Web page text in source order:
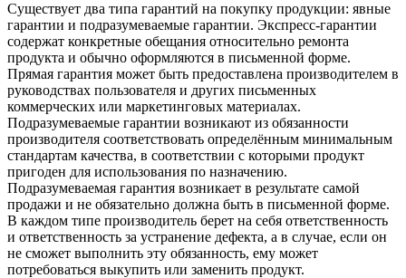
Существует два типа гарантий на покупку продукции: явные
гарантии и подразумеваемые гарантии. Экспресс-гарантии
содержат конкретные обещания относительно ремонта
продукта и обычно оформляются в письменной форме.
Прямая гарантия может быть предоставлена производителем в
руководствах пользователя и других письменных
коммерческих или маркетинговых материалах.
Подразумеваемые гарантии возникают из обязанности
производителя соответствовать определённым минимальным
стандартам качества, в соответствии с которыми продукт
пригоден для использования по назначению.
Подразумеваемая гарантия возникает в результате самой
продажи и не обязательно должна быть в письменной форме.
В каждом типе производитель берет на себя ответственность
и ответственность за устранение дефекта, а в случае, если он
не сможет выполнить эту обязанность, ему может
потребоваться выкупить или заменить продукт.